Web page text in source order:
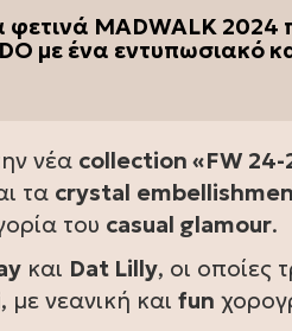
φετινά MADWALK 2024
με ένα εντυπωσιακό
νέα collection «FW 24-
τα crystal
του casual glamour.
και Dat Lilly, οι οποίες
, με νεανική και fun